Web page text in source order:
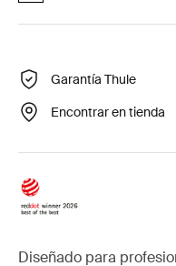
Garantía Thule
Encontrar en tienda
Diseñado para